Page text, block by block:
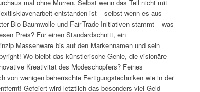
mal ohne Murren. Selbst wenn das Teil nicht mit
entstanden ist – selbst wenn es aus
Bio-Baumwolle und Fair-Trade-Initiativen stammt – was
Preis? Für einen Standardschnitt, ein
Massenware bis auf den Markennamen und sein
Wo bleibt das künstlerische Genie, die visionäre
Kreativität des Modeschöpfers? Feines
von wenigen beherrschte Fertigungstechniken wie in der
Gefeiert wird letztlich das besonders viel Geld-